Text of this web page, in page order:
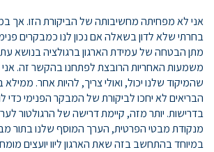
אני לא מפחיתה מחשיבותה של הביקורת הזו. אך
בחרתי שלא לדון בשאלה אם נכון לנו כמבקרים
מתן הבטחה של עמידת הארגון ברגולציה בנושא
משמעות האחריות הרובצת לפתחנו בהקשר זה.
שהמיקוד שלנו יכול, ואולי צריך, להיות אחר.
הבריאים לא יחכו לביקורת של המבקר הפנימי כדי
בדרישות. יותר מזה, קיימת דרישה של הרגולטור
מנקודת מבטי הפרטית, הערך המוסף שלנו בתור
במיוחד בהתחשב בזה שאת הארגון ליוו יועצים